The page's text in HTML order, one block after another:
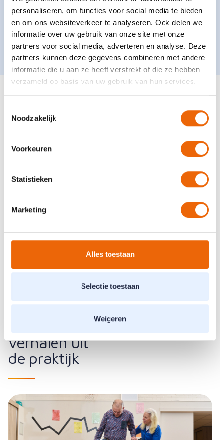
personaliseren, om functies voor social media te bieden
en om ons websiteverkeer te analyseren. Ook delen we
informatie over uw gebruik van onze site met onze
partners voor social media, adverteren en analyse. Deze
partners kunnen deze gegevens combineren met andere
informatie die u aan ze heeft verstrekt of die ze hebben
verzameld op basis van uw gebruik van hun services.
Noodzakelijk
Voorkeuren
Statistieken
Marketing
Alles toestaan
Selectie toestaan
Weigeren
Event 25september2024
De Haere aftersummerevent
bewegen om
vitaal te leven
Onze visie
Verhalen uit
de praktijk